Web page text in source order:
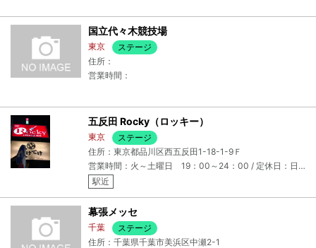
国立代々木競技場
東京
ステージ
住所：
営業時間：
五反田 Rocky（ロッキー）
東京
ステージ
住所：東京都品川区西五反田1-18-1-9Ｆ
営業時間：火～土曜日 19：00～24：00 / 定休日：日・月・祝日 （貸切時は営業）
駅近
幕張メッセ
千葉
ステージ
住所：千葉県千葉市美浜区中瀬2-1